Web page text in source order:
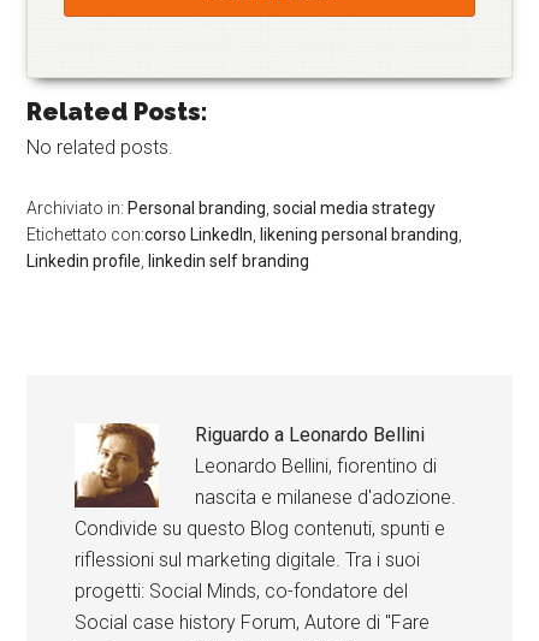
Related Posts:
No related posts.
Archiviato in: Personal branding,social media strategy
Etichettato con:corso LinkedIn, likening personal branding,
Linkedin profile, linkedin self branding
Riguardo a Leonardo Bellini
Leonardo Bellini, fiorentino di
nascita e milanese d'adozione.
Condivide su questo Blog contenuti, spunti e
riflessioni sul marketing digitale. Tra i suoi
progetti: Social Minds, co-fondatore del
Social case history Forum, Autore di "Fare